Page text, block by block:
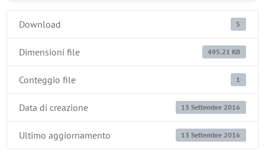
Download 5
Dimensioni file 495.21 KB
Conteggio file 1
Data di creazione 13 Settembre 2016
Ultimo aggiornamento 13 Settembre 2016